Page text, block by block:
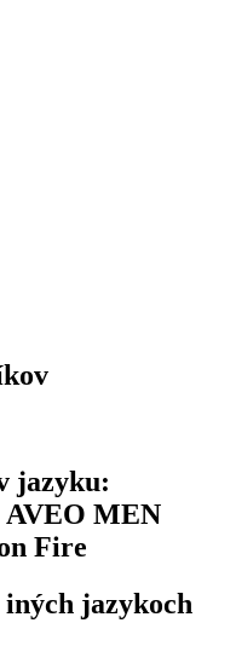
jazyku:
AVEO MEN
Fire
iných jazykoch